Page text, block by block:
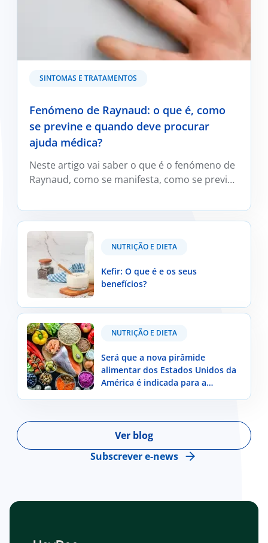
SINTOMAS E TRATAMENTOS
Fenómeno de Raynaud: o que é, como
se previne e quando deve procurar
ajuda médica?
Neste artigo vai saber o que é o fenómeno de
Raynaud, como se manifesta, como se previne
por um médico reumatologista.
NUTRIÇÃO E DIETA
Kefir: O que é e os seus
benefícios?
Kefir: O que é e os seus benefícios?
NUTRIÇÃO E DIETA
Será que a nova pirâmide
alimentar dos Estados Unidos da
América é indicada para a
Será que a nova pirâmide alimentar dos Estados
Unidos da América é indicada para a população
portuguesa?
Subscrever e-news
Ver blog